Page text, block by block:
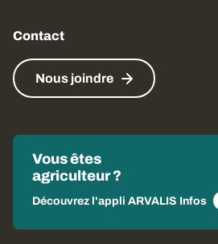
Contact
Nous joindre
Vous êtes
agriculteur ?
Découvrez l'appli ARVALIS Infos